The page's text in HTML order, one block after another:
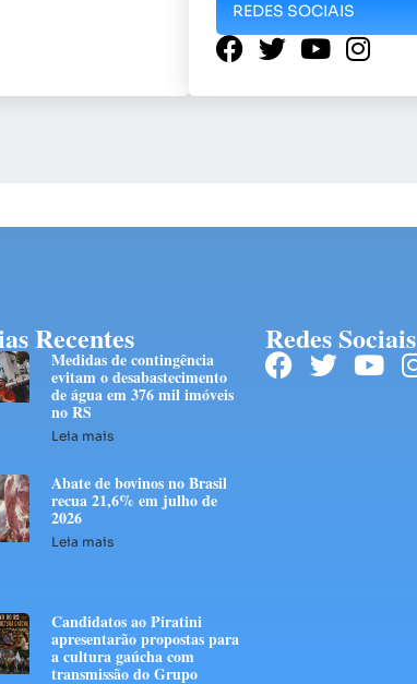
REDES SOCIAIS
Recentes
Medidas de contingência
evitam o desabastecimento
de água em 376 mil imóveis
no RS
Leia mais
Abate de bovinos no Brasil
recua 21,6% em julho de
2026
Leia mais
Candidatos ao Piratini
apresentarão propostas para
a cultura gaúcha com
transmissão do Grupo
Redes Sociais